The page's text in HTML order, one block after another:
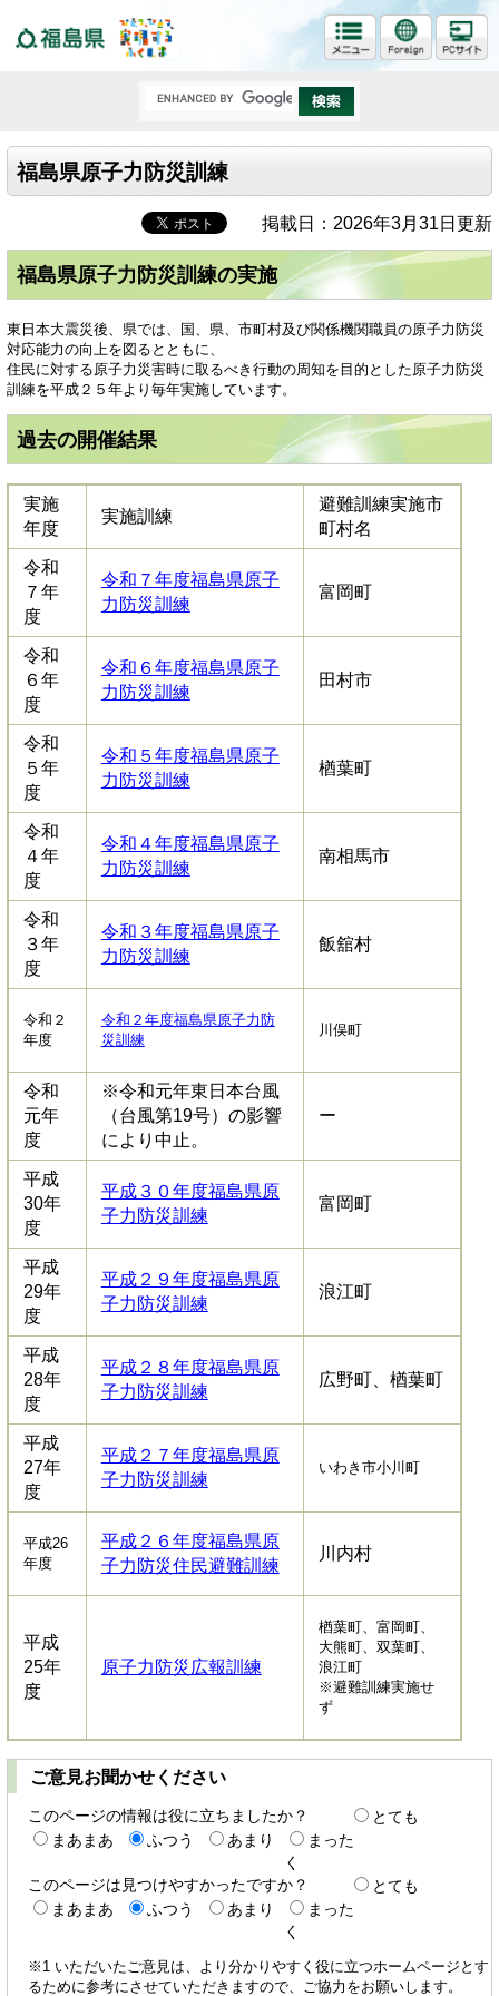
福島県原子力防災訓練
掲載日：2026年3月31日更新
福島県原子力防災訓練の実施
東日本大震災後、県では、国、県、市町村及び関係機関職員の原子力防災
対応能力の向上を図るとともに、
住民に対する原子力災害時に取るべき行動の周知を目的とした原子力防災
訓練を平成２５年より毎年実施しています。
過去の開催結果
実施
年度
実施訓練
避難訓練実施市
町村名
令和
７年
度
令和７年度福島県原子
力防災訓練
富岡町
令和
６年
度
令和６年度福島県原子
力防災訓練
田村市
令和
５年
度
令和５年度福島県原子
力防災訓練
楢葉町
令和
４年
度
令和４年度福島県原子
力防災訓練
南相馬市
令和
３年
度
令和３年度福島県原子
力防災訓練
飯舘村
令和２
年度
令和２年度福島県原子力防
災訓練
川俣町
令和
元年
度
※令和元年東日本台風
（台風第19号）の影響
により中止。
ー
平成
30年
度
平成３０年度福島県原
子力防災訓練
富岡町
平成
29年
度
平成２９年度福島県原
子力防災訓練
浪江町
平成
28年
度
平成２８年度福島県原
子力防災訓練
広野町、楢葉町
平成
27年
度
平成２７年度福島県原
子力防災訓練
いわき市小川町
平成26
年度
平成２６年度福島県原
子力防災住民避難訓練
川内村
平成
25年
度
原子力防災広報訓練
楢葉町、富岡町、
大熊町、双葉町、
浪江町
※避難訓練実施せ
ず
ご意見お聞かせください
このページの情報は役に立ちましたか？
とても
まあまあ
ふつう あまり
まった
く
このページは見つけやすかったですか？
とても
まあまあ
ふつう あまり
まった
く
※1 いただいたご意見は、より分かりやすく役に立つホームページとす
るために参考にさせていただきますので、ご協力をお願いします。